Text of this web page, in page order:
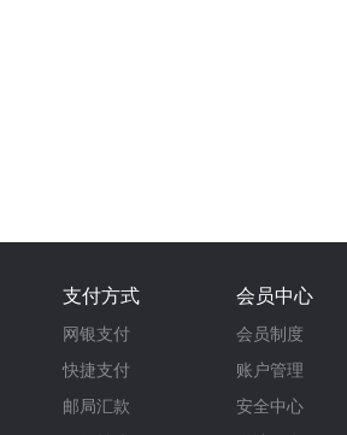
支付方式
网银支付
快捷支付
邮局汇款
会员中心
会员制度
账户管理
安全中心